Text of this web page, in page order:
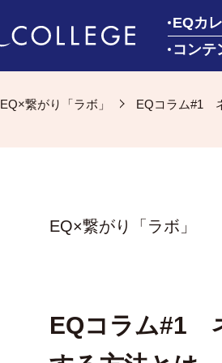
EQカ
コンテ
EQ×繋がり「ラボ」 EQコラム#1
EQ×繋がり「ラボ」
EQコラム#1